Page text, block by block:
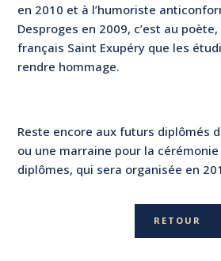
en 2010 et à l’humoriste
Desproges en 2009, c’est au
français Saint Exupéry que les
rendre hommage.
Reste encore aux futurs diplômés
ou une marraine pour la
diplômes, qui sera organisée en
RETOUR